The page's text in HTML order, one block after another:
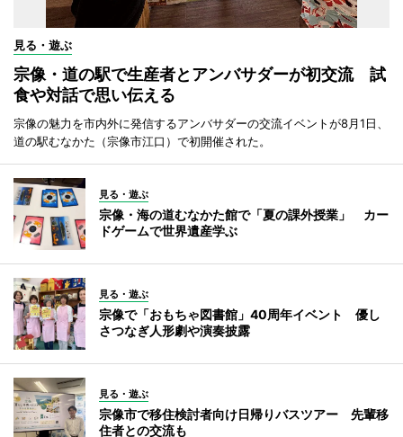
見る・遊ぶ
宗像・道の駅で生産者とアンバサダーが初交流 試
食や対話で思い伝える
宗像の魅力を市内外に発信するアンバサダーの交流イベントが8月1日、
道の駅むなかた（宗像市江口）で初開催された。
見る・遊ぶ
宗像・海の道むなかた館で「夏の課外授業」 カー
ドゲームで世界遺産学ぶ
見る・遊ぶ
宗像で「おもちゃ図書館」40周年イベント 優し
さつなぎ人形劇や演奏披露
見る・遊ぶ
宗像市で移住検討者向け日帰りバスツアー 先輩移
住者との交流も